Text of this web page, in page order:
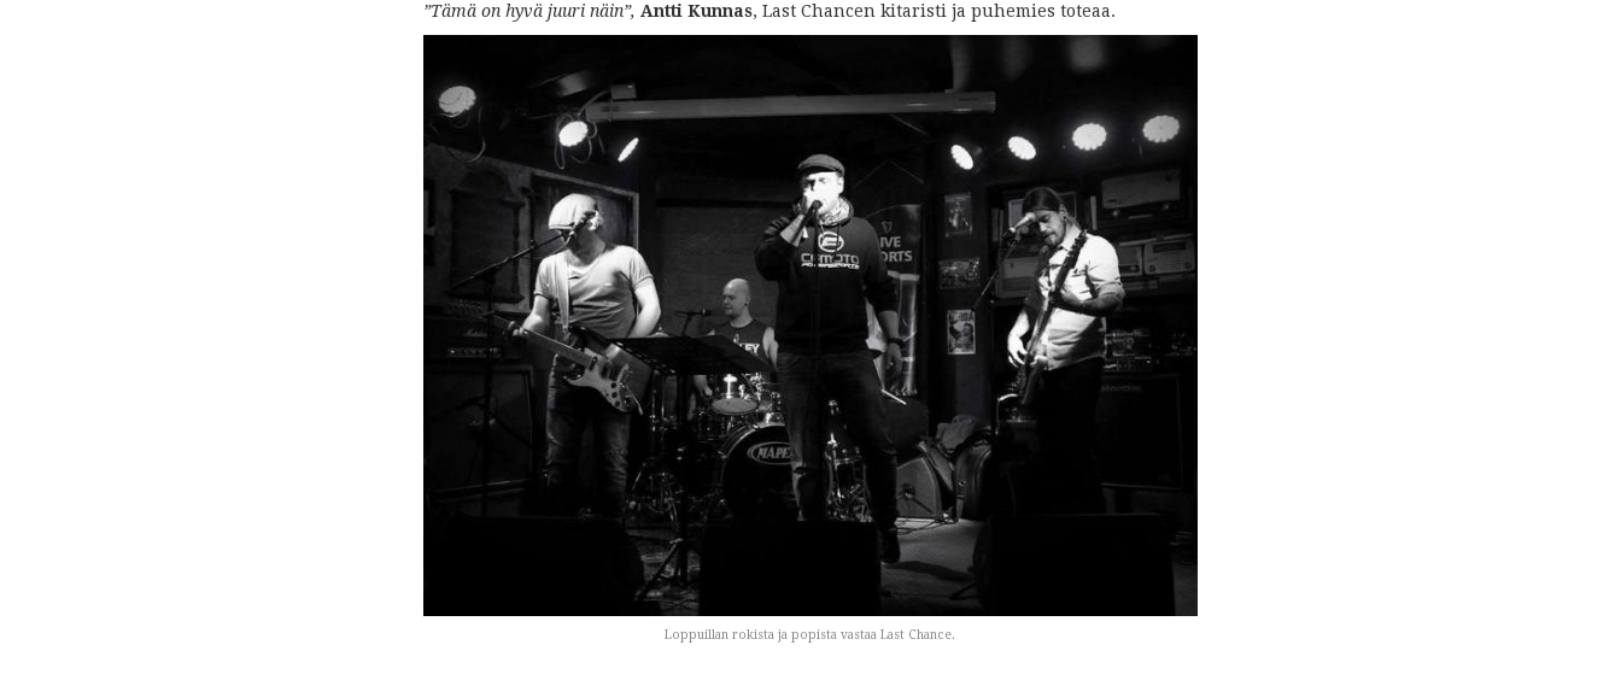
”Tämä on hyvä juuri näin”, Antti Kunnas, Last Chancen kitaristi ja puhemies toteaa.
Loppuillan rokista ja popista vastaa Last Chance.